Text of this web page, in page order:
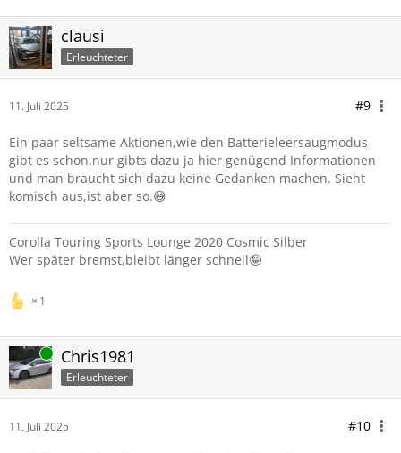
clausi
Erleuchteter
11. Juli 2025 #9
Ein paar seltsame Aktionen,wie den Batterieleersaugmodus
gibt es schon,nur gibts dazu ja hier genügend Informationen
und man braucht sich dazu keine Gedanken machen. Sieht
komisch aus,ist aber so.😅
Corolla Touring Sports Lounge 2020 Cosmic Silber
Wer später bremst,bleibt länger schnell🤪
1
Online Chris1981
Erleuchteter
11. Juli 2025 #10